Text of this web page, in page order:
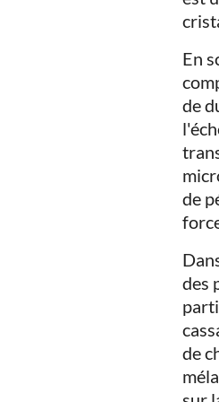
En
de
de
des
de